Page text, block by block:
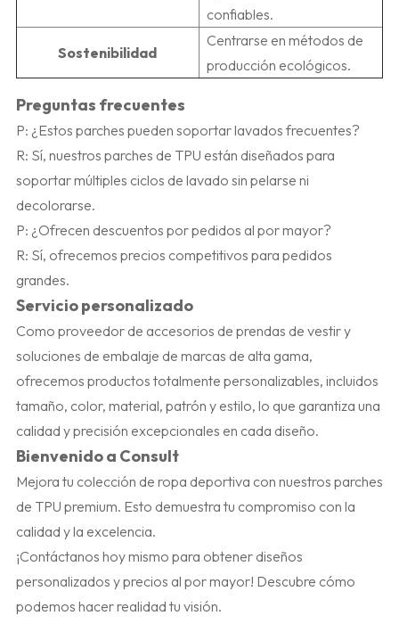
confiables.
Sostenibilidad
Centrarse en métodos de
producción ecológicos.
Preguntas frecuentes
P: ¿Estos parches pueden soportar lavados frecuentes?
R: Sí, nuestros parches de TPU están diseñados para
soportar múltiples ciclos de lavado sin pelarse ni
decolorarse.
P: ¿Ofrecen descuentos por pedidos al por mayor?
R: Sí, ofrecemos precios competitivos para pedidos
grandes.
Servicio personalizado
Como proveedor de accesorios de prendas de vestir y
soluciones de embalaje de marcas de alta gama,
ofrecemos productos totalmente personalizables, incluidos
tamaño, color, material, patrón y estilo, lo que garantiza una
calidad y precisión excepcionales en cada diseño.
Bienvenido a Consult
Mejora tu colección de ropa deportiva con nuestros parches
de TPU premium. Esto demuestra tu compromiso con la
calidad y la excelencia.
¡Contáctanos hoy mismo para obtener diseños
personalizados y precios al por mayor! Descubre cómo
podemos hacer realidad tu visión.